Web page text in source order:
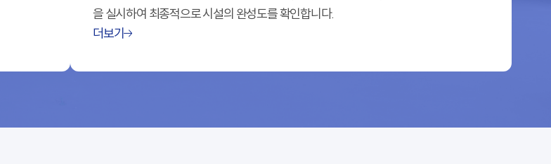
을 실시하여 최종적으로 시설의 완성도를 확인합니다.
더보기